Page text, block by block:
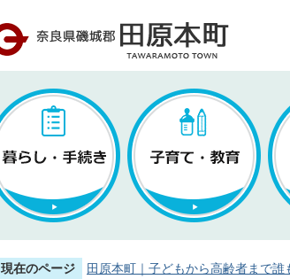
現在のページ 田原本町｜子どもから高齢者まで